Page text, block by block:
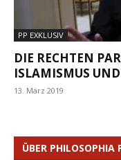
PP EXKLUSIV
DIE RECHTEN
ISLAMISMUS
13. März 2019
ÜBER PHILOSOPHIA